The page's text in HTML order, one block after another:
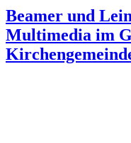
Beamer und
Multimedia im